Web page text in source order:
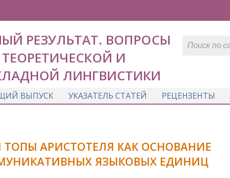
РЕЗУЛЬТАТ. ВОПРОСЫ
ТЕОРЕТИЧЕСКОЙ И
ЛИНГВИСТИКИ
ВЫПУСК УКАЗАТЕЛЬ СТАТЕЙ РЕЦЕНЗЕНТЫ
АРИСТОТЕЛЯ КАК ОСНОВАНИЕ
ЯЗЫКОВЫХ ЕДИНИЦ